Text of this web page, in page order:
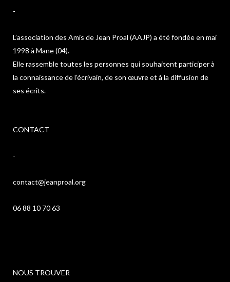
-
L’association des Amis de Jean Proal (AAJP) a été fondée en mai
1998 à Mane (04).
Elle rassemble toutes les personnes qui souhaitent participer à
la connaissance de l’écrivain, de son œuvre et à la diffusion de
ses écrits.
CONTACT
-
contact@jeanproal.org
06 88 10 70 63
NOUS TROUVER